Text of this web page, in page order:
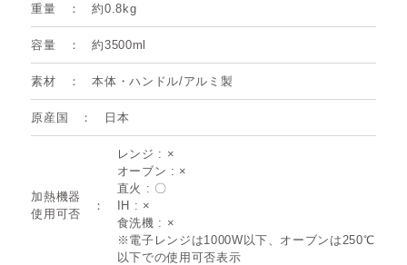
重量 約0.8kg
容量 約3500ml
素材 本体・ハンドル/アルミ製
原産国 日本
加熱機器
使用可否
レンジ : ×
オーブン : ×
直火 : 〇
IH : ×
食洗機 : ×
※電子レンジは1000W以下、オーブンは250℃
以下での使用可否表示